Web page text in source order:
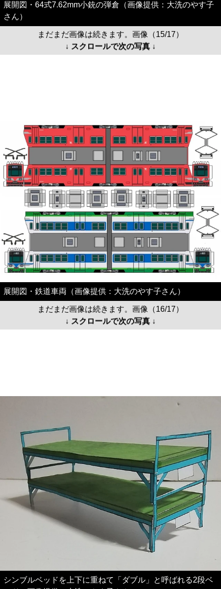
展開図・64式7.62mm小銃の弾倉（画像提供：大洗のやす子
さん）
まだまだ画像は続きます。画像（15/17）
↓ スクロールで次の写真 ↓
展開図・鉄道車両（画像提供：大洗のやす子さん）
まだまだ画像は続きます。画像（16/17）
↓ スクロールで次の写真 ↓
シンブルベッドを上下に重ねて「ダブル」と呼ばれる2段ベ